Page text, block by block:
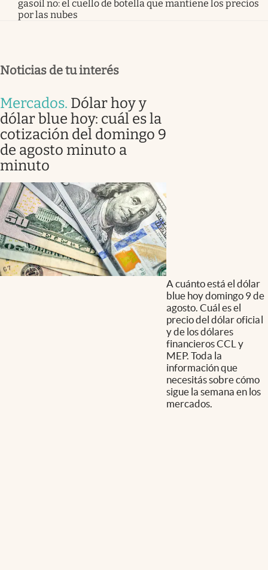
gasoil no: el cuello de botella que mantiene los precios
por las nubes
Noticias de tu interés
Mercados. Dólar hoy y
dólar blue hoy: cuál es la
cotización del domingo 9
de agosto minuto a
minuto
A cuánto está el dólar
blue hoy domingo 9 de
agosto. Cuál es el
precio del dólar oficial
y de los dólares
financieros CCL y
MEP. Toda la
información que
necesitás sobre cómo
sigue la semana en los
mercados.